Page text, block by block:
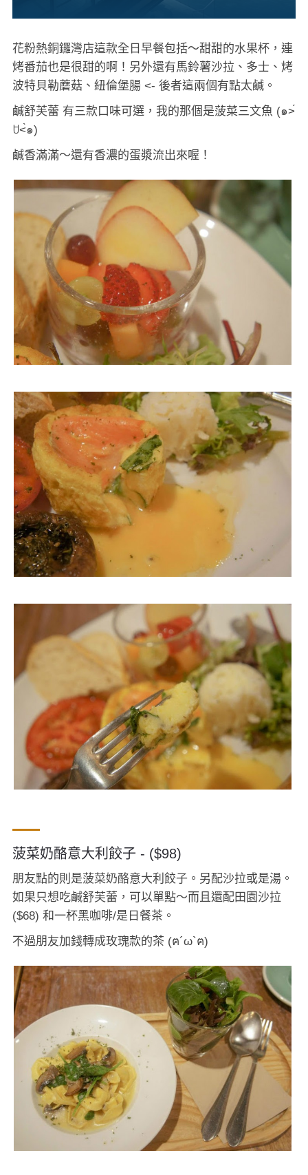
花粉熱銅鑼灣店這款全日早餐包括～甜甜的水果杯，連
烤番茄也是很甜的啊！另外還有馬鈴薯沙拉、多士、烤
波特貝勒蘑菇、紐倫堡腸 <- 後者這兩個有點太鹹。
鹹舒芙蕾 有三款口味可選，我的那個是菠菜三文魚 (๑˃́
ꇴ˂̀๑)
鹹香滿滿～還有香濃的蛋漿流出來喔！
菠菜奶酪意大利餃子 - ($98)
朋友點的則是菠菜奶酪意大利餃子。另配沙拉或是湯。
如果只想吃鹹舒芙蕾，可以單點～而且還配田園沙拉
($68) 和一杯黑咖啡/是日餐茶。
不過朋友加錢轉成玫瑰款的茶 (ฅ´ω`ฅ)